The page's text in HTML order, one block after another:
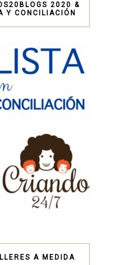
2020 &
Y CONCILIACIÓN
A MEDIDA